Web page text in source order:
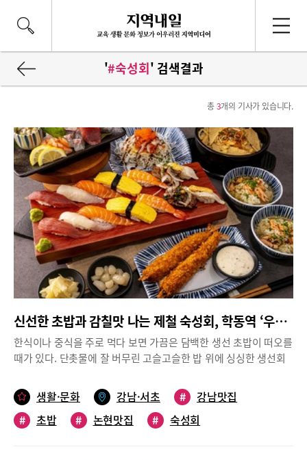
'#숙성회' 검색결과
총3개의 기사가 있습니다.
신선한 초밥과 감칠맛 나는 제철 숙성회, 학동역 ‘우제홍초밥’
한식이나 중식을 주로 먹다 보면 가끔은 담백한 생선 초밥이 떠오를
때가 있다. 단촛물에 잘 버무린 고슬고슬한 밥 위에 싱싱한 생선회
문점은 가볍지만 아쉬움이 남고, 고급일식집은 다소 부담스럽게 느
껴진다면 합리적인 가격으로 신선한 초밥을 마음껏 즐길 수 있는
‘우제홍초밥’이 제격이다. 장인의 기술로 만든 정성 가득한 초밥
생활·문화 강남·서초 #
강남맛집
#
초밥 # 논현맛집 #
숙성회